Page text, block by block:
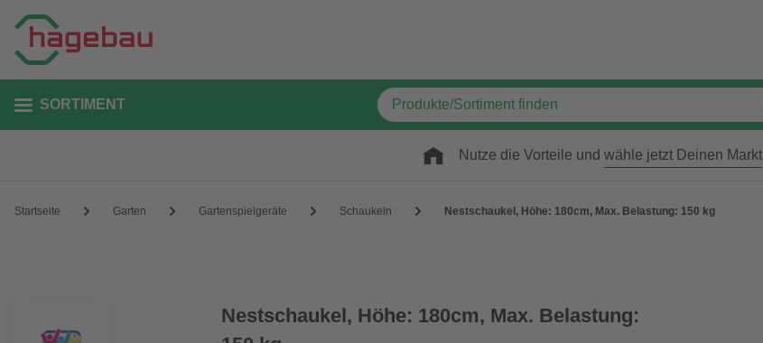
SORTIMENT
Nutze die Vorteile und wähle jetzt Deinen Markt
Startseite Garten Gartenspielgeräte Schaukeln Nestschaukel, Höhe: 180cm, Max. Belastung: 150 kg
Nestschaukel, Höhe: 180cm, Max. Belastung: